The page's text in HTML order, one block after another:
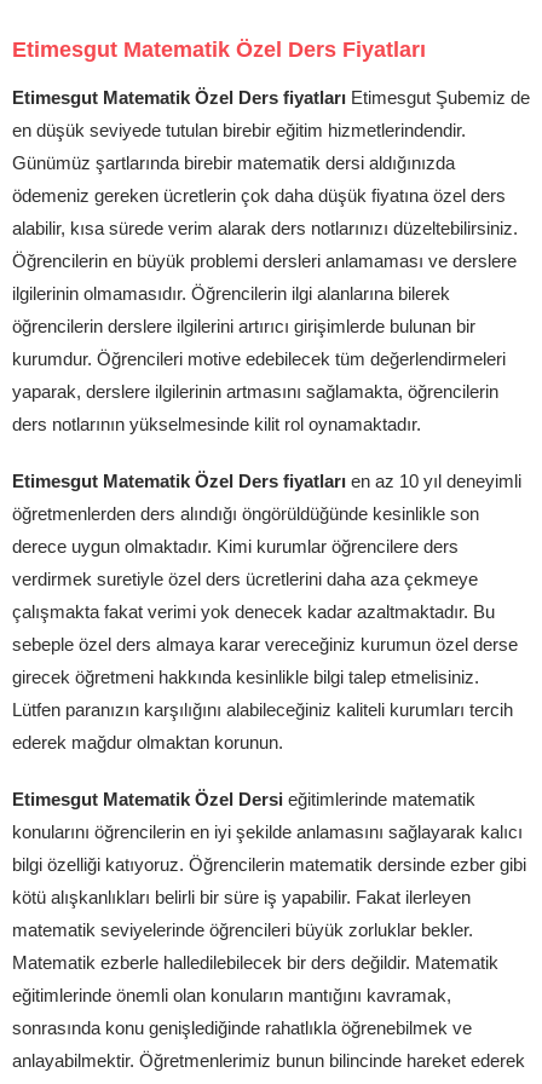
Etimesgut Matematik Özel Ders Fiyatları
Etimesgut Matematik Özel Ders fiyatları Etimesgut Şubemiz de
en düşük seviyede tutulan birebir eğitim hizmetlerindendir.
Günümüz şartlarında birebir matematik dersi aldığınızda
ödemeniz gereken ücretlerin çok daha düşük fiyatına özel ders
alabilir, kısa sürede verim alarak ders notlarınızı düzeltebilirsiniz.
Öğrencilerin en büyük problemi dersleri anlamaması ve derslere
ilgilerinin olmamasıdır. Öğrencilerin ilgi alanlarına bilerek
öğrencilerin derslere ilgilerini artırıcı girişimlerde bulunan bir
kurumdur. Öğrencileri motive edebilecek tüm değerlendirmeleri
yaparak, derslere ilgilerinin artmasını sağlamakta, öğrencilerin
ders notlarının yükselmesinde kilit rol oynamaktadır.
Etimesgut Matematik Özel Ders fiyatları en az 10 yıl deneyimli
öğretmenlerden ders alındığı öngörüldüğünde kesinlikle son
derece uygun olmaktadır. Kimi kurumlar öğrencilere ders
verdirmek suretiyle özel ders ücretlerini daha aza çekmeye
çalışmakta fakat verimi yok denecek kadar azaltmaktadır. Bu
sebeple özel ders almaya karar vereceğiniz kurumun özel derse
girecek öğretmeni hakkında kesinlikle bilgi talep etmelisiniz.
Lütfen paranızın karşılığını alabileceğiniz kaliteli kurumları tercih
ederek mağdur olmaktan korunun.
Etimesgut Matematik Özel Dersi eğitimlerinde matematik
konularını öğrencilerin en iyi şekilde anlamasını sağlayarak kalıcı
bilgi özelliği katıyoruz. Öğrencilerin matematik dersinde ezber gibi
kötü alışkanlıkları belirli bir süre iş yapabilir. Fakat ilerleyen
matematik seviyelerinde öğrencileri büyük zorluklar bekler.
Matematik ezberle halledilebilecek bir ders değildir. Matematik
eğitimlerinde önemli olan konuların mantığını kavramak,
sonrasında konu genişlediğinde rahatlıkla öğrenebilmek ve
anlayabilmektir. Öğretmenlerimiz bunun bilincinde hareket ederek